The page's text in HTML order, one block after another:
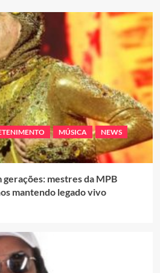
MÚSICA
NEWS
mestres da MPB
mantendo legado vivo